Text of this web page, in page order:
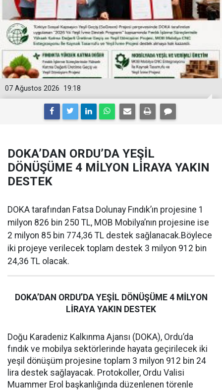
19:18
07 Ağustos 2026
DOKA’DAN ORDU’DA YEŞİL
DÖNÜŞÜME 4 MİLYON LİRAYA YAKIN
DESTEK
DOKA tarafından Fatsa Dolunay Fındık’ın projesine 1
milyon 826 bin 250 TL, MOB Mobilya’nın projesine ise
2 milyon 85 bin 774,36 TL destek sağlanacak.Böylece
iki projeye verilecek toplam destek 3 milyon 912 bin
24,36 TL olacak.
DOKA’DAN ORDU’DA YEŞİL DÖNÜŞÜME 4 MİLYON
LİRAYA YAKIN DESTEK
Doğu Karadeniz Kalkınma Ajansı (DOKA), Ordu’da
fındık ve mobilya sektörlerinde hayata geçirilecek iki
yeşil dönüşüm projesine toplam 3 milyon 912 bin 24
lira destek sağlayacak. Protokoller, Ordu Valisi
Muammer Erol başkanlığında düzenlenen törenle